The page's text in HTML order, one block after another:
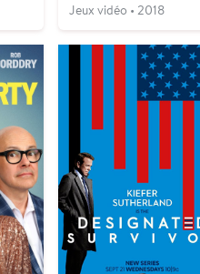
Jeux vidéo • 2018